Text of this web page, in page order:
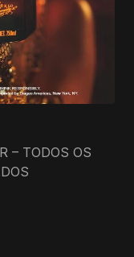
– TODOS OS